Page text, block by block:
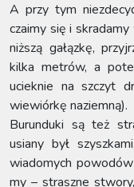
A przy tym
czaimy się i
niższą gałązkę,
kilka metrów, a
ucieknie na szczyt
wiewiórkę naziemną).
Burunduki są też
usiany był
wiadomych
my – straszne